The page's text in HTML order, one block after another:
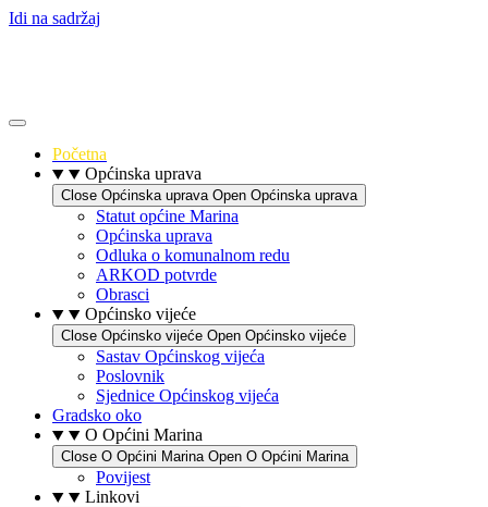
Idi na sadržaj
Početna
Općinska uprava
Close Općinska uprava Open Općinska uprava
Statut općine Marina
Općinska uprava
Odluka o komunalnom redu
ARKOD potvrde
Obrasci
Općinsko vijeće
Close Općinsko vijeće Open Općinsko vijeće
Sastav Općinskog vijeća
Poslovnik
Sjednice Općinskog vijeća
Gradsko oko
O Općini Marina
Close O Općini Marina Open O Općini Marina
Povijest
Linkovi